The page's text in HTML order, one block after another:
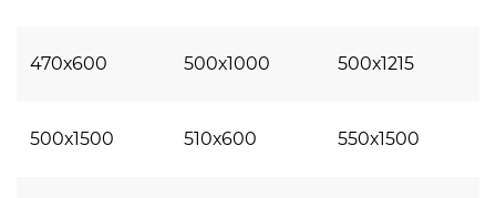
470х600 500х1000 500х1215
500х1500 510х600 550х1500